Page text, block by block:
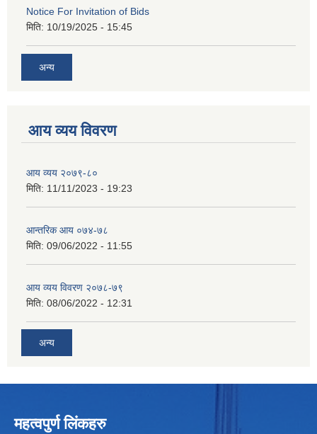
Notice For Invitation of Bids
मिति: 10/19/2025 - 15:45
अन्य
आय व्यय विवरण
आय व्यय २०७९-८०
मिति: 11/11/2023 - 19:23
आन्तरिक आय ०७४-७८
मिति: 09/06/2022 - 11:55
आय व्यय विवरण २०७८-७९
मिति: 08/06/2022 - 12:31
अन्य
महत्वपुर्ण लिंकहरु